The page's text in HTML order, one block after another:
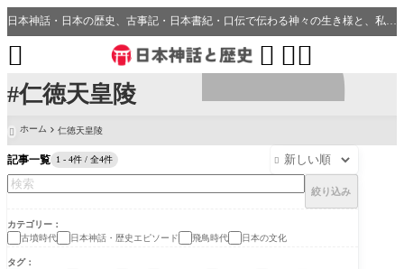
#仁徳天皇陵
日本神話・日本の歴史、古事記・日本書紀・口伝で伝わる神々の生き様と、私たちの分野・生活、開運、神社との繋がり
 

 ホーム 仁徳天皇陵
記事一覧 1 - 4件 / 全4件 
絞り込み
カテゴリー
古墳時代
日本神話・歴史エピソード 飛鳥時代 日本の文化
タグ